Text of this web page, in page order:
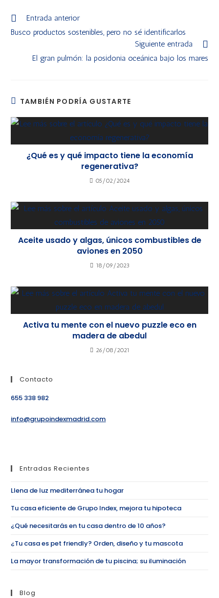
Entrada anterior
Busco productos sostenibles, pero no sé identificarlos
Siguiente entrada
El gran pulmón: la posidonia oceánica bajo los mares
TAMBIÉN PODRÍA GUSTARTE
¿Qué es y qué impacto tiene la economía
regenerativa?
05/02/2024
Aceite usado y algas, únicos combustibles de
aviones en 2050
18/09/2023
Activa tu mente con el nuevo puzzle eco en
madera de abedul
26/08/2021
Contacto
655 338 982
info@grupoindexmadrid.com
Entradas Recientes
Llena de luz mediterránea tu hogar
Tu casa eficiente de Grupo Index, mejora tu hipoteca
¿Qué necesitarás en tu casa dentro de 10 años?
¿Tu casa es pet friendly? Orden, diseño y tu mascota
La mayor transformación de tu piscina; su iluminación
Blog